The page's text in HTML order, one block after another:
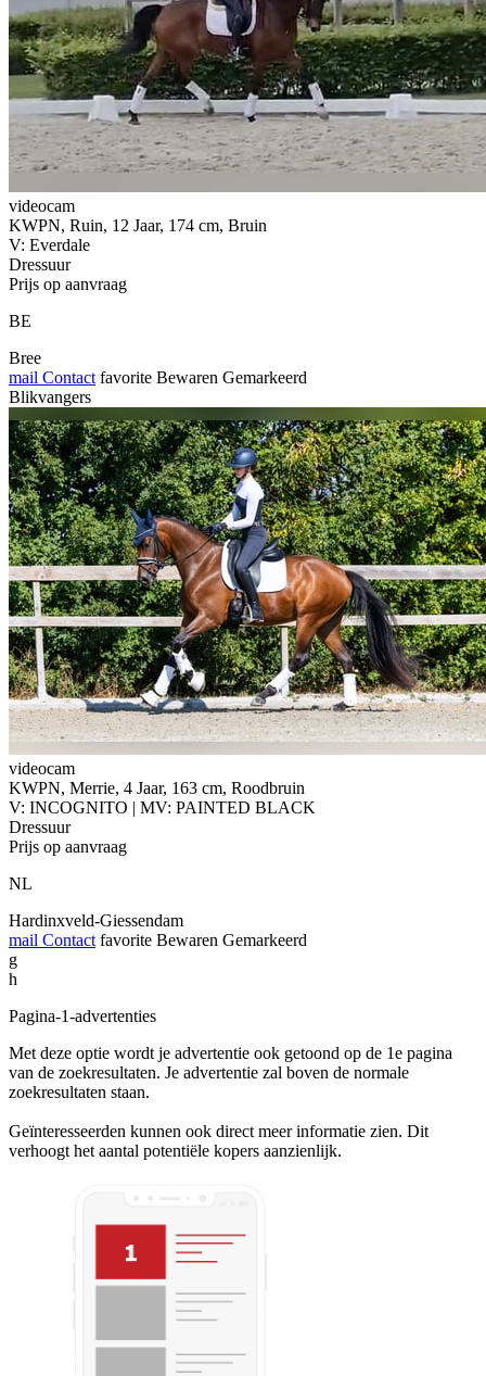
videocam
KWPN, Ruin, 12 Jaar, 174 cm, Bruin
V: Everdale
Dressuur
Prijs op aanvraag
BE
Bree
mail Contact favorite Bewaren Gemarkeerd
Blikvangers
videocam
KWPN, Merrie, 4 Jaar, 163 cm, Roodbruin
V: INCOGNITO | MV: PAINTED BLACK
Dressuur
Prijs op aanvraag
NL
Hardinxveld-Giessendam
mail Contact favorite Bewaren Gemarkeerd
g
h
Pagina-1-advertenties
Met deze optie wordt je advertentie ook getoond op de 1e pagina
van de zoekresultaten. Je advertentie zal boven de normale
zoekresultaten staan.
Geïnteresseerden kunnen ook direct meer informatie zien. Dit
verhoogt het aantal potentiële kopers aanzienlijk.